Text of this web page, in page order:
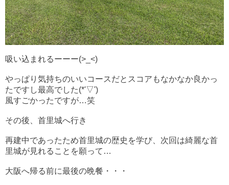
吸い込まれるーーー(>_<)
やっぱり気持ちのいいコースだとスコアもなかなか良かっ
たですし最高でした(*'▽')
風すごかったですが…笑
その後、首里城へ行き
再建中であったため首里城の歴史を学び、次回は綺麗な首
里城が見れることを願って…
大阪へ帰る前に最後の晩餐・・・